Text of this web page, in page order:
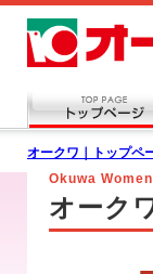
オークワ｜トップペ
Okuwa
オーク